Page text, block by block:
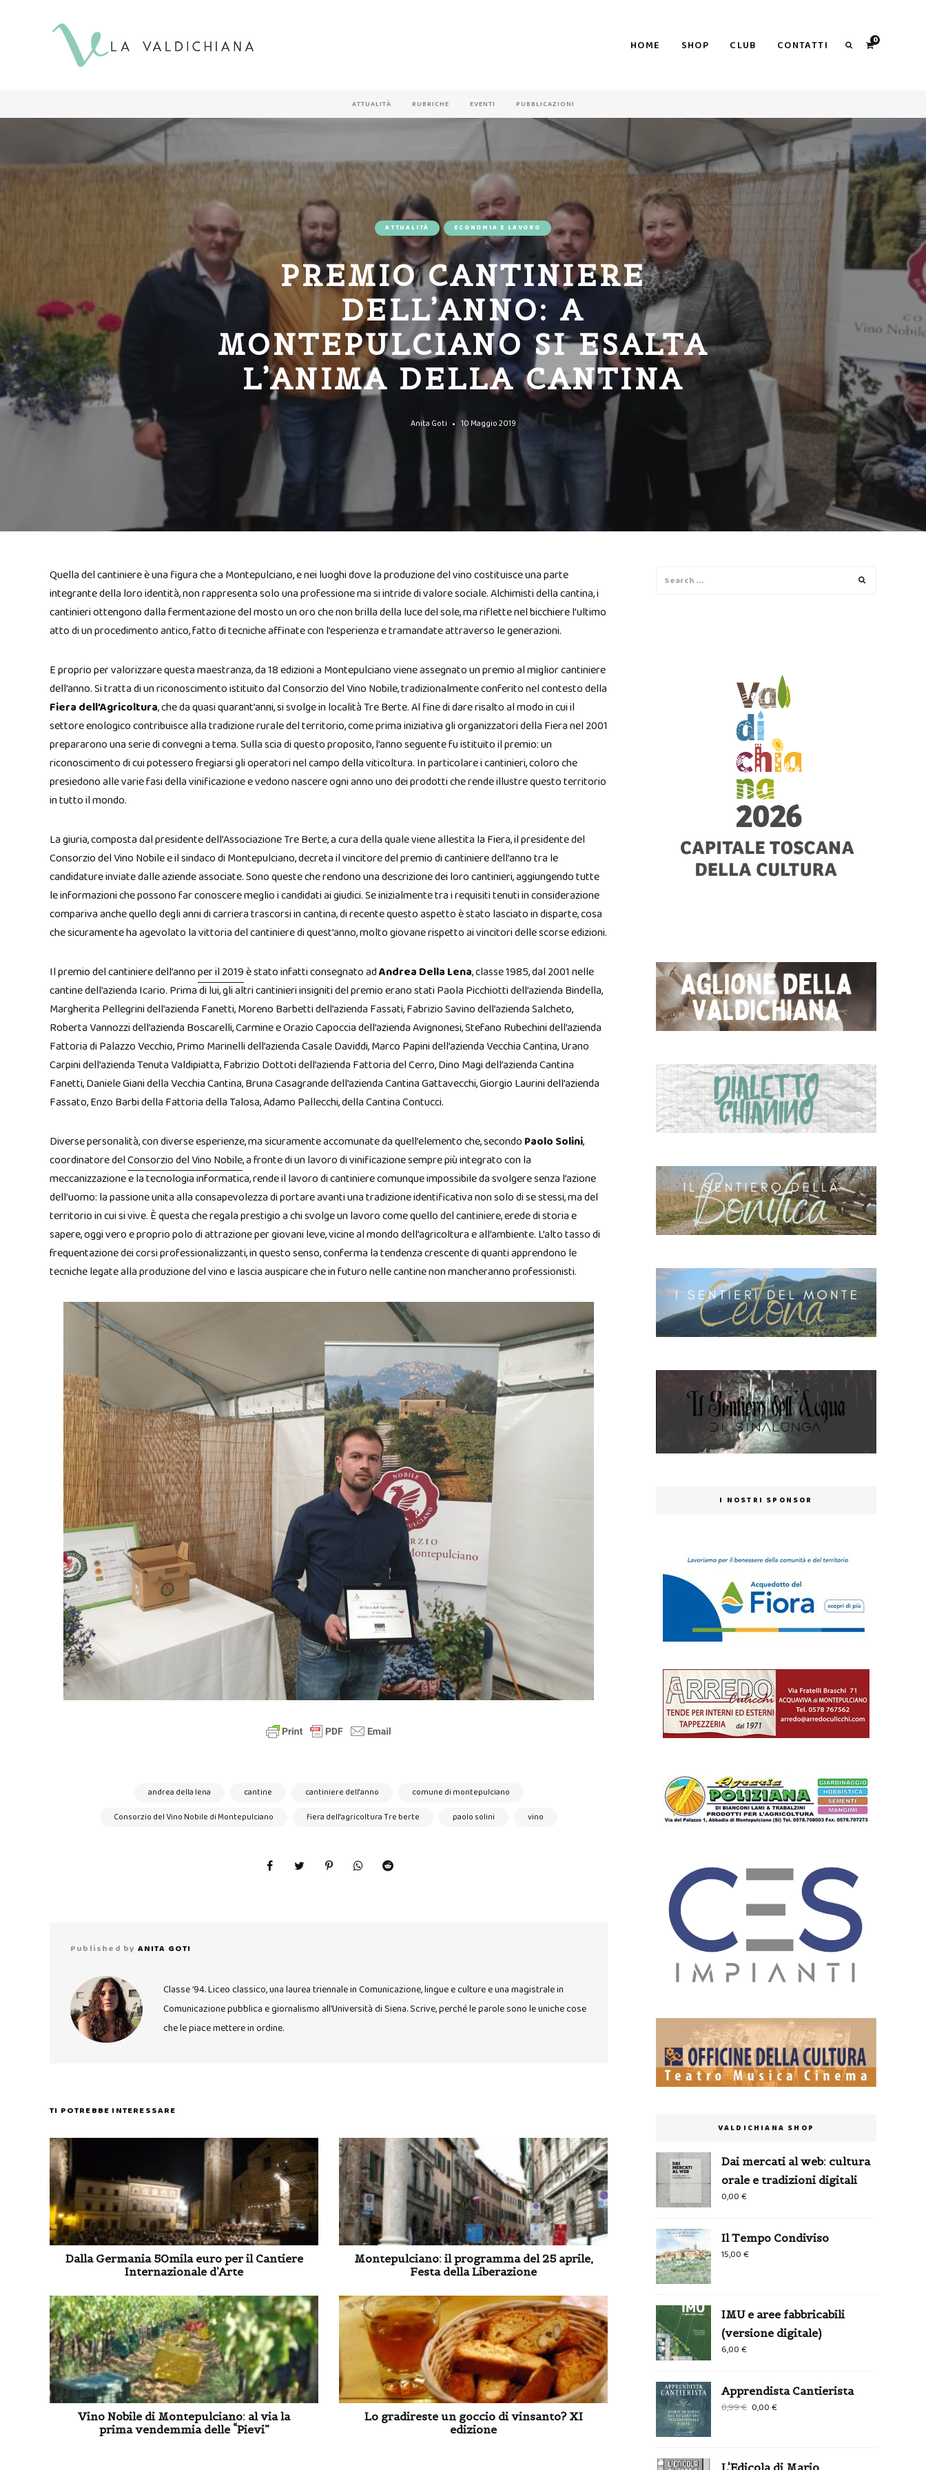
HOME SHOP CLUB CONTATTI 0
ATTUALITÀ RUBRICHE EVENTI PUBBLICAZIONI
ATTUALITÀ ECONOMIA E LAVORO
PREMIO CANTINIERE
DELL’ANNO: A
MONTEPULCIANO SI ESALTA
L’ANIMA DELLA CANTINA
Anita Goti 10 Maggio 2019
Quella del cantiniere è una figura che a Montepulciano, e nei luoghi dove la produzione del vino costituisce una parte
integrante della loro identità, non rappresenta solo una professione ma si intride di valore sociale. Alchimisti della cantina, i
cantinieri ottengono dalla fermentazione del mosto un oro che non brilla della luce del sole, ma riflette nel bicchiere l’ultimo
atto di un procedimento antico, fatto di tecniche affinate con l’esperienza e tramandate attraverso le generazioni.
E proprio per valorizzare questa maestranza, da 18 edizioni a Montepulciano viene assegnato un premio al miglior cantiniere
dell’anno. Si tratta di un riconoscimento istituito dal Consorzio del Vino Nobile, tradizionalmente conferito nel contesto della
Fiera dell’Agricoltura, che da quasi quarant’anni, si svolge in località Tre Berte. Al fine di dare risalto al modo in cui il
settore enologico contribuisce alla tradizione rurale del territorio, come prima iniziativa gli organizzatori della Fiera nel 2001
prepararono una serie di convegni a tema. Sulla scia di questo proposito, l’anno seguente fu istituito il premio: un
riconoscimento di cui potessero fregiarsi gli operatori nel campo della viticoltura. In particolare i cantinieri, coloro che
presiedono alle varie fasi della vinificazione e vedono nascere ogni anno uno dei prodotti che rende illustre questo territorio
in tutto il mondo.
La giuria, composta dal presidente dell’Associazione Tre Berte, a cura della quale viene allestita la Fiera, il presidente del
Consorzio del Vino Nobile e il sindaco di Montepulciano, decreta il vincitore del premio di cantiniere dell’anno tra le
candidature inviate dalle aziende associate. Sono queste che rendono una descrizione dei loro cantinieri, aggiungendo tutte
le informazioni che possono far conoscere meglio i candidati ai giudici. Se inizialmente tra i requisiti tenuti in considerazione
compariva anche quello degli anni di carriera trascorsi in cantina, di recente questo aspetto è stato lasciato in disparte, cosa
che sicuramente ha agevolato la vittoria del cantiniere di quest’anno, molto giovane rispetto ai vincitori delle scorse edizioni.
Il premio del cantiniere dell’annoper il 2019è stato infatti consegnato adAndrea Della Lena, classe 1985, dal 2001 nelle
cantine dell’azienda Icario. Prima di lui, gli altri cantinieri insigniti del premio erano stati Paola Picchiotti dell’azienda Bindella,
Margherita Pellegrini dell’azienda Fanetti, Moreno Barbetti dell’azienda Fassati, Fabrizio Savino dell’azienda Salcheto,
Roberta Vannozzi dell’azienda Boscarelli, Carmine e Orazio Capoccia dell’azienda Avignonesi, Stefano Rubechini dell’azienda
Fattoria di Palazzo Vecchio, Primo Marinelli dell’azienda Casale Daviddi, Marco Papini dell’azienda Vecchia Cantina, Urano
Carpini dell’azienda Tenuta Valdipiatta, Fabrizio Dottoti dell’azienda Fattoria del Cerro, Dino Magi dell’azienda Cantina
Fanetti, Daniele Giani della Vecchia Cantina, Bruna Casagrande dell’azienda Cantina Gattavecchi, Giorgio Laurini dell’azienda
Fassato, Enzo Barbi della Fattoria della Talosa, Adamo Pallecchi, della Cantina Contucci.
Diverse personalità, con diverse esperienze, ma sicuramente accomunate da quell’elemento che, secondo Paolo Solini,
coordinatore delConsorzio del Vino Nobile, a fronte di un lavoro di vinificazione sempre più integrato con la
meccanizzazione e la tecnologia informatica, rende il lavoro di cantiniere comunque impossibile da svolgere senza l’azione
dell’uomo: la passione unita alla consapevolezza di portare avanti una tradizione identificativa non solo di se stessi, ma del
territorio in cui si vive. È questa che regala prestigio a chi svolge un lavoro come quello del cantiniere, erede di storia e
sapere, oggi vero e proprio polo di attrazione per giovani leve, vicine al mondo dell’agricoltura e all’ambiente. L’alto tasso di
frequentazione dei corsi professionalizzanti, in questo senso, conferma la tendenza crescente di quanti apprendono le
tecniche legate alla produzione del vino e lascia auspicare che in futuro nelle cantine non mancheranno professionisti.
andrea della lena cantine cantiniere dell'anno
comune di montepulciano
Consorzio del Vino Nobile di Montepulciano
fiera dell'agricoltura Tre berte paolo solini vino
Published by ANITA GOTI
Classe ’94. Liceo classico, una laurea triennale in Comunicazione, lingue e culture e una magistrale in
Comunicazione pubblica e giornalismo all’Università di Siena. Scrive, perché le parole sono le uniche cose
che le piace mettere in ordine.
TI POTREBBE INTERESSARE
Dalla Germania 50mila euro per il Cantiere
Internazionale d’Arte
Montepulciano: il programma del 25 aprile,
Festa della Liberazione
Vino Nobile di Montepulciano: al via la
prima vendemmia delle “Pievi”
Lo gradireste un goccio di vinsanto? XI
edizione
for:
I NOSTRI SPONSOR
VALDICHIANA SHOP
Dai mercati al web: cultura
orale e tradizioni digitali
0,00€
Il Tempo Condiviso
15,00€
IMU e aree fabbricabili
(versione digitale)
6,00€
Apprendista Cantierista
0,99€
era:
0,00€
è:
L'Edicola di Mario